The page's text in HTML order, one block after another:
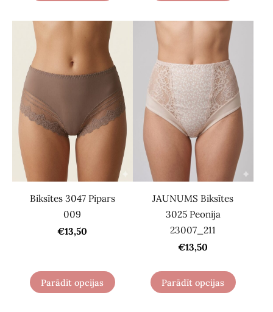
Biksītes 3047 Pipars
009
€13,50
Parādīt opcijas
JAUNUMS Biksītes
3025 Peonija
23007_211
€13,50
Parādīt opcijas